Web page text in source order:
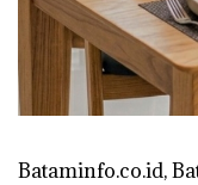
Bataminfo.co.id,